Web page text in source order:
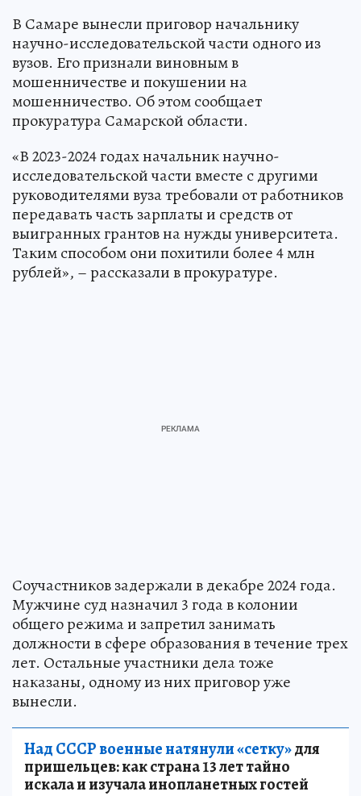
В Самаре вынесли приговор начальнику
научно-исследовательской части одного из
вузов. Его признали виновным в
мошенничестве и покушении на
мошенничество. Об этом сообщает
прокуратура Самарской области.
«В 2023-2024 годах начальник научно-
исследовательской части вместе с другими
руководителями вуза требовали от работников
передавать часть зарплаты и средств от
выигранных грантов на нужды университета.
Таким способом они похитили более 4 млн
рублей», – рассказали в прокуратуре.
Соучастников задержали в декабре 2024 года.
Мужчине суд назначил 3 года в колонии
общего режима и запретил занимать
должности в сфере образования в течение трех
лет. Остальные участники дела тоже
наказаны, одному из них приговор уже
вынесли.
Над СССР военные натянули «сетку»для
пришельцев: как страна 13 лет тайно
искала и изучала инопланетных гостей